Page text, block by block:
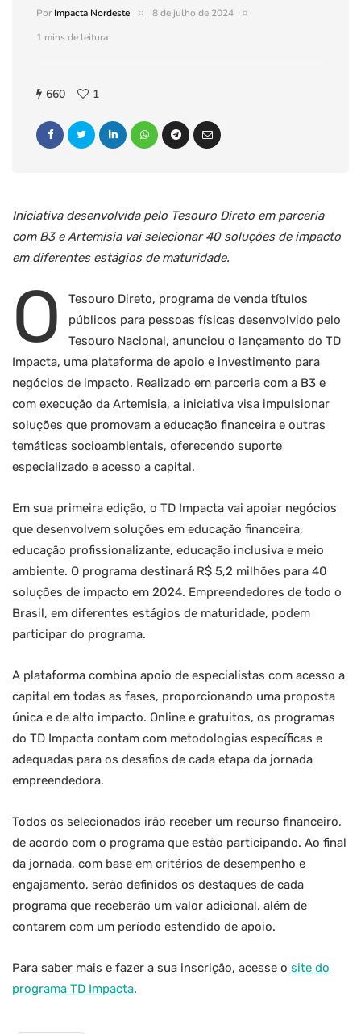
PorImpacta Nordeste
8 de julho de 2024
1 mins de leitura
660 1
Iniciativa desenvolvida pelo Tesouro Direto em parceria
com B3 e Artemisia vai selecionar 40 soluções de impacto
em diferentes estágios de maturidade.
O
Tesouro Direto, programa de venda títulos
públicos para pessoas físicas desenvolvido pelo
Tesouro Nacional, anunciou o lançamento do TD
Impacta, uma plataforma de apoio e investimento para
negócios de impacto. Realizado em parceria com a B3 e
com execução da Artemisia, a iniciativa visa impulsionar
soluções que promovam a educação financeira e outras
temáticas socioambientais, oferecendo suporte
especializado e acesso a capital.
Em sua primeira edição, o TD Impacta vai apoiar negócios
que desenvolvem soluções em educação financeira,
educação profissionalizante, educação inclusiva e meio
ambiente. O programa destinará R$ 5,2 milhões para 40
soluções de impacto em 2024. Empreendedores de todo o
Brasil, em diferentes estágios de maturidade, podem
participar do programa.
A plataforma combina apoio de especialistas com acesso a
capital em todas as fases, proporcionando uma proposta
única e de alto impacto. Online e gratuitos, os programas
do TD Impacta contam com metodologias específicas e
adequadas para os desafios de cada etapa da jornada
empreendedora.
Todos os selecionados irão receber um recurso financeiro,
de acordo com o programa que estão participando. Ao final
da jornada, com base em critérios de desempenho e
engajamento, serão definidos os destaques de cada
programa que receberão um valor adicional, além de
contarem com um período estendido de apoio.
Para saber mais e fazer a sua inscrição, acesse o site do
programa TD Impacta.